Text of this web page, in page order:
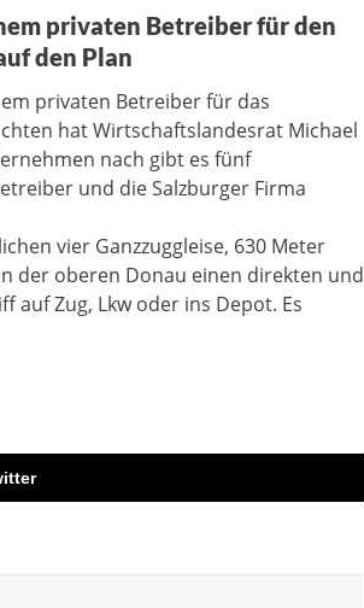
privaten Betreiber für den
den Plan
privaten Betreiber für das
hat Wirtschaftslandesrat Michael
nach gibt es fünf
und die Salzburger Firma
vier Ganzzuggleise, 630 Meter
der oberen Donau einen direkten und
auf Zug, Lkw oder ins Depot. Es